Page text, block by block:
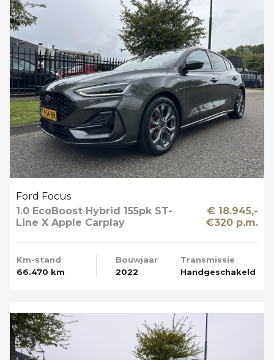
Ford Focus
1.0 EcoBoost Hybrid 155pk ST-
Line X Apple Carplay
€ 18.945,-
€320 p.m.
Km-stand
66.470 km
Bouwjaar
2022
Transmissie
Handgeschakeld